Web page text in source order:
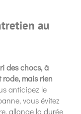
au
des chocs, à
mais rien
anticipez le
vous évitez
allonge la durée